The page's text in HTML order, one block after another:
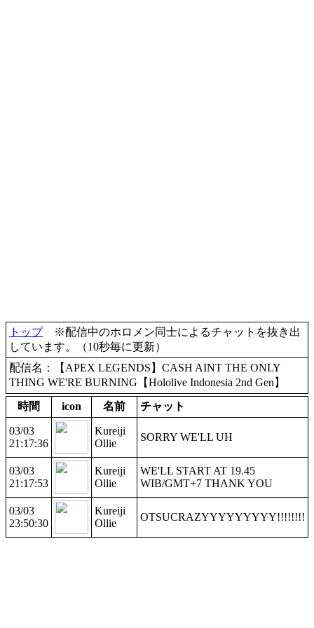
トップ※配信中のホロメン同士によるチャットを抜き出
しています。（10秒毎に更新）
配信名：【APEX LEGENDS】CASH AINT THE ONLY
THING WE'RE BURNING【Hololive Indonesia 2nd Gen】
時間
icon 名前 チャット
03/03
21:17:36
Kureiji
Ollie
SORRY WE'LL UH
03/03
21:17:53
Kureiji
Ollie
WE'LL START AT 19.45
WIB/GMT+7 THANK YOU
03/03
23:50:30
Kureiji
Ollie
OTSUCRAZYYYYYYYYY!!!!!!!!